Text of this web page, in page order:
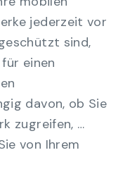
jederzeit vor
sind,
einen
davon, ob Sie
zugreifen, …
von Ihrem